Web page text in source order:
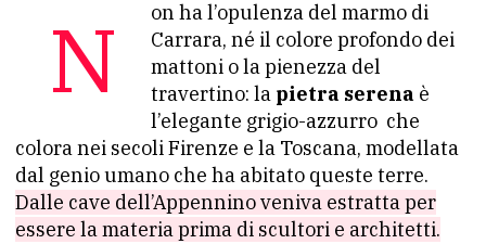
Non ha l’opulenza del marmo di
Carrara, né il colore profondo dei
mattoni o la pienezza del
travertino: la pietra serena è
l’elegante grigio-azzurro che
colora nei secoli Firenze e la Toscana, modellata
dal genio umano che ha abitato queste terre.
Dalle cave dell’Appennino veniva estratta per
essere la materia prima di scultori e architetti.